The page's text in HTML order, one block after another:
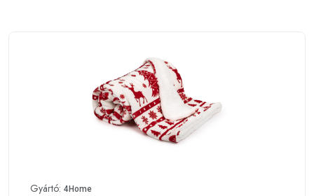
Gyártó: 4Home